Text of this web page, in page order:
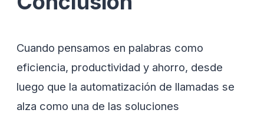
Cuando pensamos en palabras como
eficiencia, productividad y ahorro, desde
luego que la automatización de llamadas se
alza como una de las soluciones